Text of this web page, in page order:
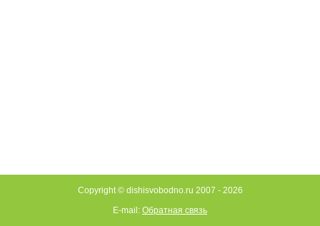
Copyright © dishisvobodno.ru 2007 - 2026
E-mail: Обратная связь